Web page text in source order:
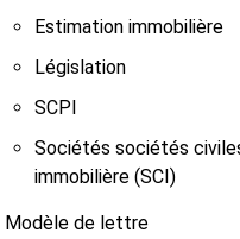
Estimation immobilière
Législation
SCPI
Sociétés sociétés
immobilière (SCI)
Modèle de lettre